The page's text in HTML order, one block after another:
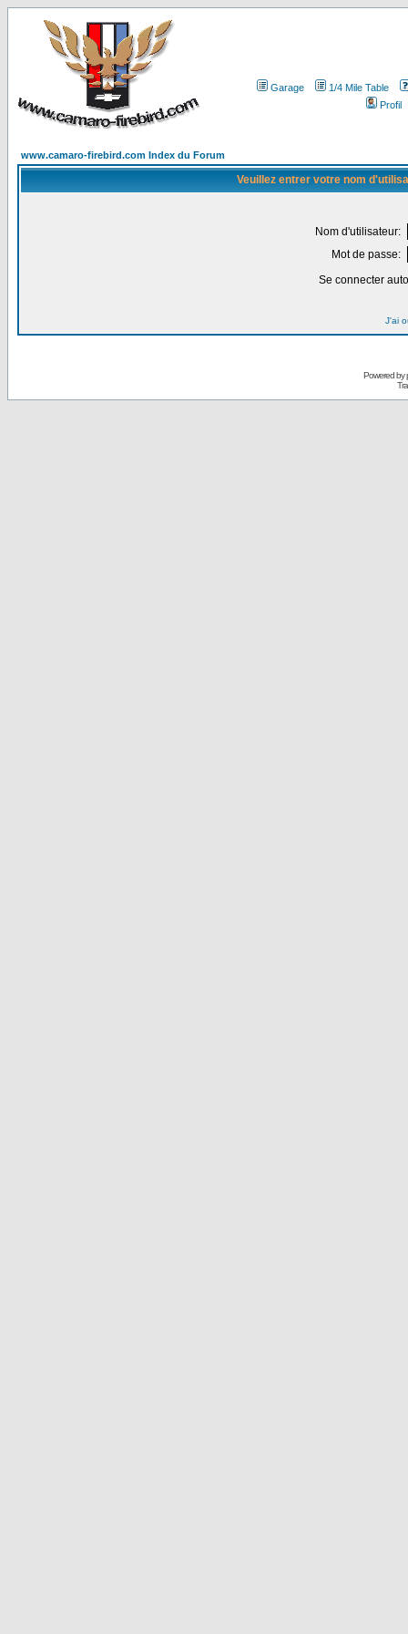
Garage
1/4 Mile Table
Profil
www.camaro-firebird.com Index du Forum
Veuillez entrer votre nom
Nom d'utilisateur:
Mot de passe:
Se connecter
J'ai
Powered by